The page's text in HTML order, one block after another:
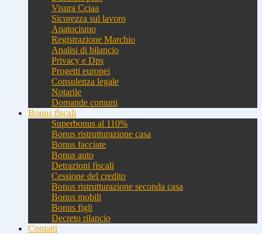
Visura Cciaa
Sicurezza sul lavoro
Anatocismo
Registrazione Marchio
Analisi di bilancio
Privacy e Dps
Progetti europei
Consulenza legale
Notarile
Domande comuni
Bonus fiscali
Superbonus al 110%
Bonus ristrutturazione casa
Bonus facciate
Bonus auto
Detrazioni fiscali
Cessione del credito
Bonus ristrutturazione seconda casa
Bonus mobili
Bonus figli
Decreto rilancio
Contatti